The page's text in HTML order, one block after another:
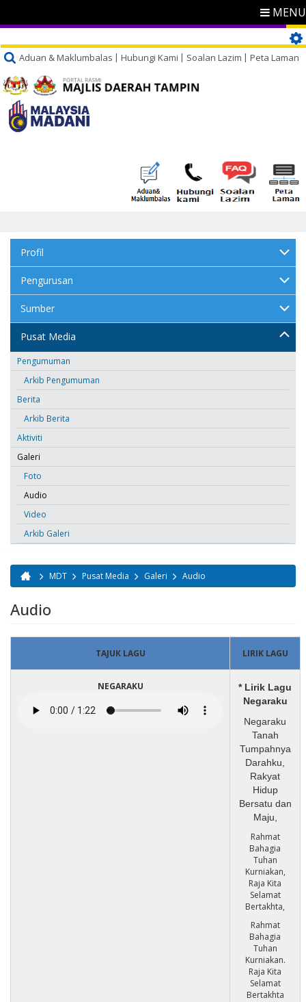
MENU
Aduan & Maklumbalas Hubungi Kami Soalan Lazim Peta Laman
Profil
Pengurusan
Sumber
Pusat Media
Pengumuman
Arkib Pengumuman
Berita
Arkib Berita
Aktiviti
Galeri
Foto
Audio
Video
Arkib Galeri
Anda di sini
MDT Pusat Media Galeri Audio
Audio
TAJUK LAGU LIRIK LAGU
NEGARAKU
* Lirik Lagu
Negaraku
Negaraku
Tanah
Tumpahnya
Darahku,
Rakyat
Hidup
Bersatu dan
Maju,
Rahmat
Bahagia
Tuhan
Kurniakan,
Raja Kita
Selamat
Bertakhta,
Rahmat
Bahagia
Tuhan
Kurniakan.
Raja Kita
Selamat
Bertakhta